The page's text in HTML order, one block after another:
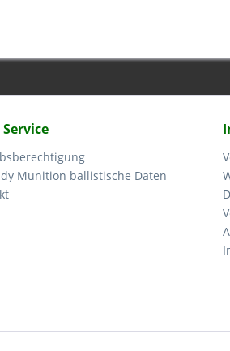
Munition ballistische Daten